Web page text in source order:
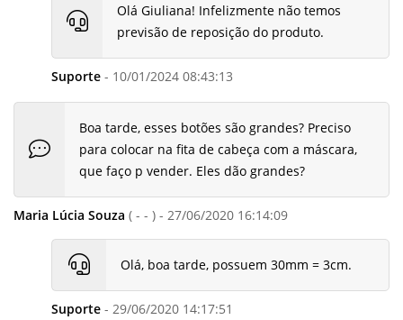
Olá Giuliana! Infelizmente não temos
previsão de reposição do produto.
Suporte- 10/01/2024 08:43:13
Boa tarde, esses botões são grandes? Preciso
para colocar na fita de cabeça com a máscara,
que faço p vender. Eles dão grandes?
Maria Lúcia Souza ( - - ) - 27/06/2020 16:14:09
Olá, boa tarde, possuem 30mm = 3cm.
Suporte- 29/06/2020 14:17:51